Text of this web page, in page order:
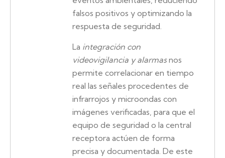
falsos positivos y optimizando la
respuesta de seguridad.
La integración con
videovigilancia y alarmasnos
permite correlacionar en tiempo
real las señales procedentes de
infrarrojos y microondas con
imágenes verificadas, para que el
equipo de seguridad o la central
receptora actúen de forma
precisa y documentada. De este